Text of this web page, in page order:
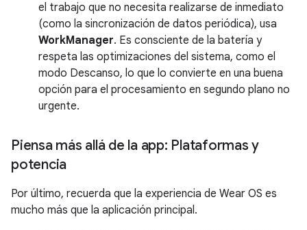
el trabajo que no necesita realizarse de inmediato
(como la sincronización de datos periódica), usa
WorkManager. Es consciente de la batería y
respeta las optimizaciones del sistema, como el
modo Descanso, lo que lo convierte en una buena
opción para el procesamiento en segundo plano no
urgente.
Piensa más allá de la app: Plataformas y
potencia
Por último, recuerda que la experiencia de Wear OS es
mucho más que la aplicación principal.